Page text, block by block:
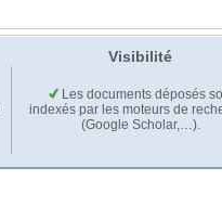
Visibilité
Les documents déposés
indexés par les moteurs de
(Google Scholar,…).